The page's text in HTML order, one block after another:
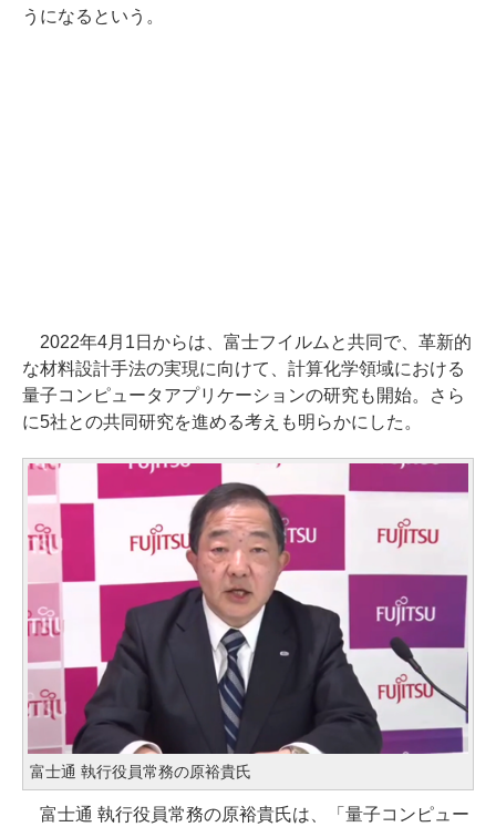
うになるという。
2022年4月1日からは、富士フイルムと共同で、革新的
な材料設計手法の実現に向けて、計算化学領域における
量子コンピュータアプリケーションの研究も開始。さら
に5社との共同研究を進める考えも明らかにした。
富士通 執行役員常務の原裕貴氏
富士通 執行役員常務の原裕貴氏は、「量子コンピュー